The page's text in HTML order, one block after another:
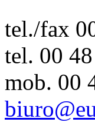
tel./fax
tel. 00
mob. 00